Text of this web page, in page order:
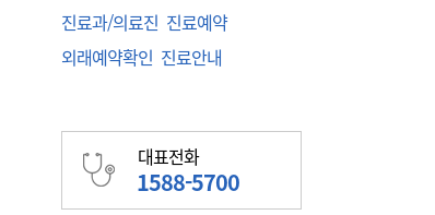
진료과/의료진 진료예약
외래예약확인 진료안내
대표전화
1588-5700